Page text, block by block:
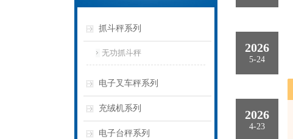
抓斗秤系列
无功抓斗秤
电子叉车秤系列
充绒机系列
电子台秤系列
2026
5-24
2026
4-23